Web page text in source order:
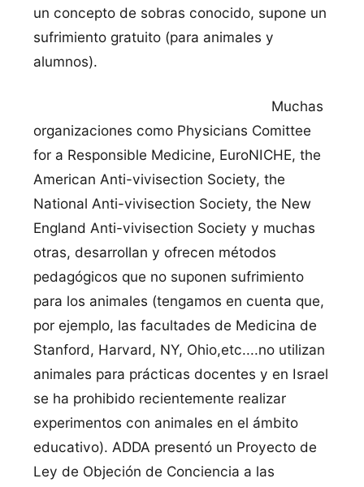
un concepto de sobras conocido, supone un
sufrimiento gratuito (para animales y
alumnos).
Muchas
organizaciones como Physicians Comittee
for a Responsible Medicine, EuroNICHE, the
American Anti-vivisection Society, the
National Anti-vivisection Society, the New
England Anti-vivisection Society y muchas
otras, desarrollan y ofrecen métodos
pedagógicos que no suponen sufrimiento
para los animales (tengamos en cuenta que,
por ejemplo, las facultades de Medicina de
Stanford, Harvard, NY, Ohio,etc....no utilizan
animales para prácticas docentes y en Israel
se ha prohibido recientemente realizar
experimentos con animales en el ámbito
educativo). ADDA presentó un Proyecto de
Ley de Objeción de Conciencia a las